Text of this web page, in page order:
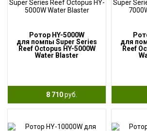
Ротор HY-5000W
для помпы Super Series
Reef Octopus HY-5000W
Water Blaster
8 710руб.
для
Reef